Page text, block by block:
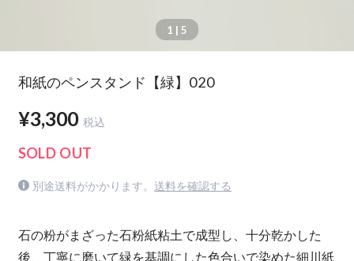
1 | 5
和紙のペンスタンド【緑】020
¥3,300 税込
SOLD OUT
別途送料がかかります。 送料を確認する
石の粉がまざった石粉紙粘土で成型し、十分乾かした
後、丁寧に磨いて緑を基調にした色合いで染めた細川紙